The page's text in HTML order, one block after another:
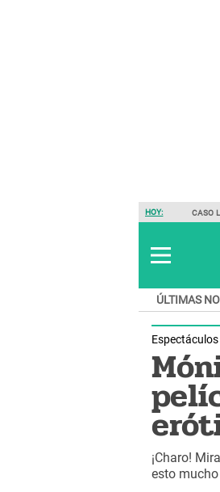
HOY: CASO
ÚLTIMAS
Espectáculos
¡Charo!
esto